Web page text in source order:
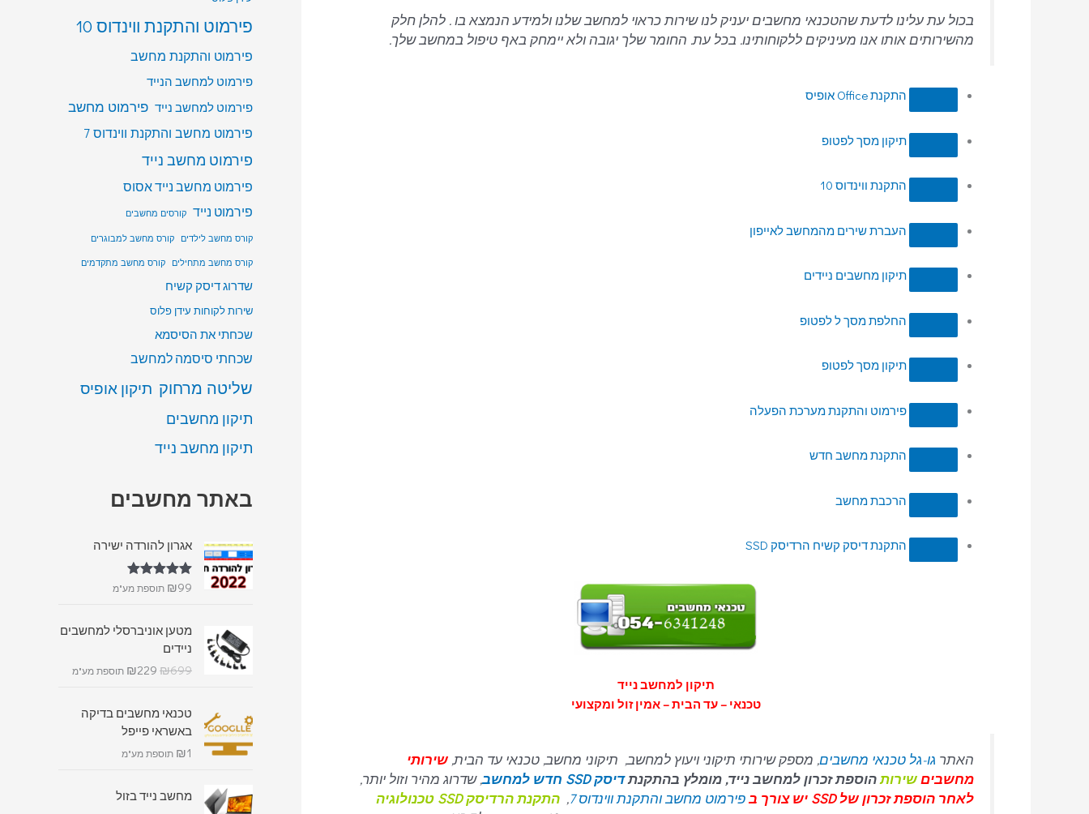
בכול עת עלינו לדעת שהטכנאי מחשבים יעניק לנו שירות כראוי למחשב שלנו ולמידע הנמצא בו . להלן חלק
מהשירותים אותו אנו מעיניקים ללקוחותינו. בכל עת. החומר שלך יגובה ולא יימחק באף טיפול במחשב שלך.
התקנת Office אופיס
תיקון מסך לפטופ
התקנת ווינדוס 10
העברת שירים מהמחשב לאייפון
תיקון מחשבים ניידים
החלפת מסך ל לפטופ
תיקון מסך לפטופ
פירמוט והתקנת מערכת הפעלה
התקנת מחשב חדש
הרכבת מחשב
התקנת דיסק קשיח הרדיסק SSD
תיקון למחשב נייד
טכנאי – עד הבית – אמין זול ומקצועי
האתר גו-גל טכנאי מחשבים, מספק שירותי תיקוני ויעוץ למחשב, תיקוני מחשב, טכנאי עד הבית, שירותי
מחשביםשירותהוספת זכרון למחשב נייד, מומלץ בהתקנתדיסק SSD חדש למחשב
, שדרוג מהיר וזול יותר,
לאחר הוספת זכרון של SSD יש צורך ב
פירמוט מחשב והתקנת ווינדוס 7 ,
התקנת הרדיסק SSD טכנולוגיה
פירמוט והתקנת ווינדוס 10
פירמוט והתקנת מחשב
פירמוט למחשב הנייד
פירמוט למחשב נייד פירמוט מחשב
פירמוט מחשב והתקנת ווינדוס 7
פירמוט מחשב נייד
פירמוט מחשב נייד אסוס
פירמוט נייד קורסים מחשבים
קורס מחשב לילדים קורס מחשב למבוגרים
קורס מחשב מתחילים קורס מחשב מתקדמים
שדרוג דיסק קשיח
שירות לקוחות עידן פלוס
שכחתי את הסיסמא
שכחתי סיסמה למחשב
שליטה מרחוק תיקון אופיס
תיקון מחשבים
תיקון מחשב נייד
באתר מחשבים
אגרון להורדה ישירה
דורג5.00₪99 תוספת מע"מ
מטען אוניברסלי למחשבים
ניידים
₪699
₪229 תוספת מע"מ
טכנאי מחשבים בדיקה
באשראי פייפל
₪1 תוספת מע"מ
מחשב נייד בזול